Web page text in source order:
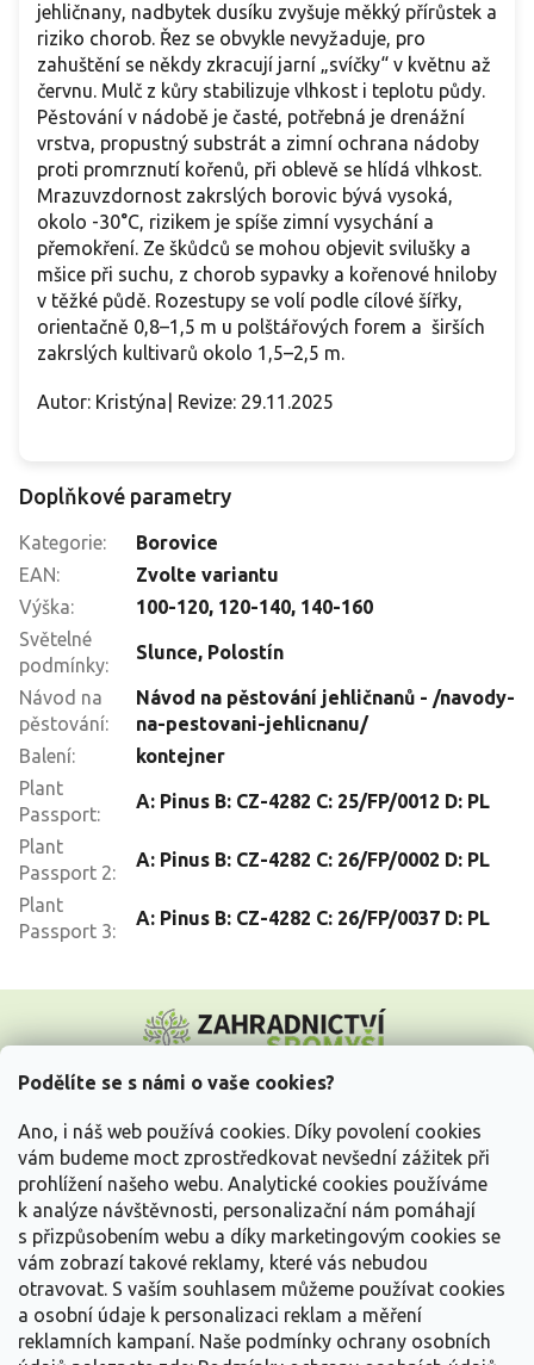
Podělíte se s námi o vaše cookies?
Ano, i náš web používá cookies. Díky povolení cookies
vám budeme moct zprostředkovat nevšední zážitek při
prohlížení našeho webu. Analytické cookies používáme
k analýze návštěvnosti, personalizační nám pomáhají
s přizpůsobením webu a díky marketingovým cookies se
vám zobrazí takové reklamy, které vás nebudou
otravovat. S vaším souhlasem můžeme používat cookies
a osobní údaje k personalizaci reklam a měření
reklamních kampaní. Naše podmínky ochrany osobních
jehličnany, nadbytek dusíku zvyšuje měkký přírůstek a
riziko chorob. Řez se obvykle nevyžaduje, pro
zahuštění se někdy zkracují jarní „svíčky“ v květnu až
červnu. Mulč z kůry stabilizuje vlhkost i teplotu půdy.
Pěstování v nádobě je časté, potřebná je drenážní
vrstva, propustný substrát a zimní ochrana nádoby
proti promrznutí kořenů, při oblevě se hlídá vlhkost.
Mrazuvzdornost zakrslých borovic bývá vysoká,
okolo -30°C, rizikem je spíše zimní vysychání a
přemokření. Ze škůdců se mohou objevit svilušky a
mšice při suchu, z chorob sypavky a kořenové hniloby
v těžké půdě. Rozestupy se volí podle cílové šířky,
orientačně 0,8–1,5 m u polštářových forem a širších
zakrslých kultivarů okolo 1,5–2,5 m.
Autor: Kristýna| Revize: 29.11.2025
Doplňkové parametry
Kategorie:
Borovice
EAN:
Zvolte variantu
Výška: 100-120, 120-140, 140-160
Světelné
podmínky:
Slunce, Polostín
Návod na
pěstování:
Návod na pěstování jehličnanů - /navody-
na-pestovani-jehlicnanu/
Balení:
kontejner
Plant
Passport:
A: Pinus B: CZ-4282 C: 25/FP/0012 D: PL
Plant
Passport 2:
A: Pinus B: CZ-4282 C: 26/FP/0002 D: PL
Plant
Passport 3:
A: Pinus B: CZ-4282 C: 26/FP/0037 D: PL
p
Vše o nákupu
Informace pro Vás
Kontakujte nás